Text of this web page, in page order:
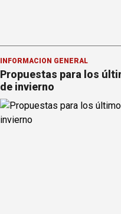
INFORMACION GENERAL
Propuestas para los
de invierno